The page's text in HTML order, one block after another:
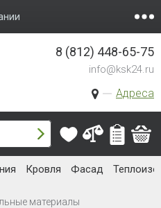
Адреса
8 (812) 448-65-75
info@ksk24.ru
Кровля Фасад
материалы